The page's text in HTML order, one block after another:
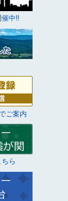
中!!
ご案内
ら